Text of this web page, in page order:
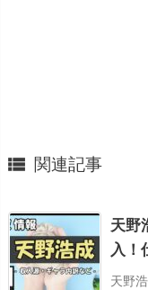
 関連記事
天野
入！
天野